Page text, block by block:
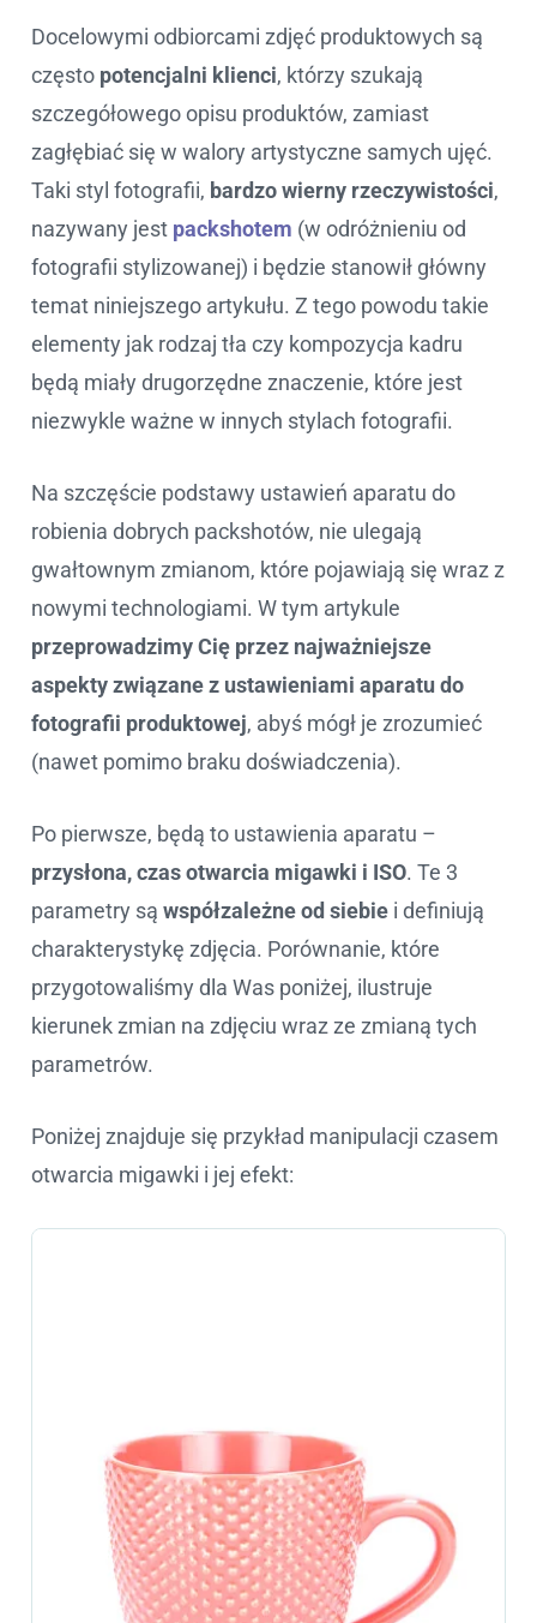
Docelowymi odbiorcami zdjęć produktowych są
często potencjalni klienci, którzy szukają
szczegółowego opisu produktów, zamiast
zagłębiać się w walory artystyczne samych ujęć.
Taki styl fotografii, bardzo wierny rzeczywistości,
nazywany jest packshotem (w odróżnieniu od
fotografii stylizowanej) i będzie stanowił główny
temat niniejszego artykułu. Z tego powodu takie
elementy jak rodzaj tła czy kompozycja kadru
będą miały drugorzędne znaczenie, które jest
niezwykle ważne w innych stylach fotografii.
Na szczęście podstawy ustawień aparatu do
robienia dobrych packshotów, nie ulegają
gwałtownym zmianom, które pojawiają się wraz z
nowymi technologiami. W tym artykule
przeprowadzimy Cię przez najważniejsze
aspekty związane z ustawieniami aparatu do
fotografii produktowej, abyś mógł je zrozumieć
(nawet pomimo braku doświadczenia).
Po pierwsze, będą to ustawienia aparatu –
przysłona, czas otwarcia migawki i ISO. Te 3
parametry są współzależne od siebie i definiują
charakterystykę zdjęcia. Porównanie, które
przygotowaliśmy dla Was poniżej, ilustruje
kierunek zmian na zdjęciu wraz ze zmianą tych
parametrów.
Poniżej znajduje się przykład manipulacji czasem
otwarcia migawki i jej efekt: